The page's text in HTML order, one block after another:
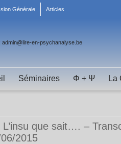
Générale Articles
admin@lire-en-psychanalyse.be
Séminaires Φ + Ψ La
L’insu que sait…. –
2015